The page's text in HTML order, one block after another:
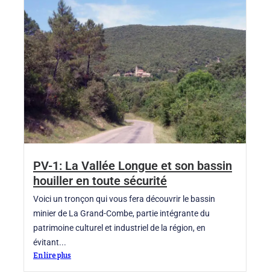
PV-1: La Vallée Longue et son bassin
houiller en toute sécurité
Voici un tronçon qui vous fera découvrir le bassin
minier de La Grand-Combe, partie intégrante du
patrimoine culturel et industriel de la région, en
évitant...
En lire plus